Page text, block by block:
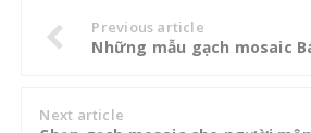
Previous article
Next article